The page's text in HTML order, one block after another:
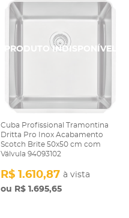
Cuba Profissional Tramontina
Dritta Pro Inox Acabamento
Scotch Brite 50x50 cm com
Válvula 94093102
R$ 1.695,65
R$ 1.610,87 à vista